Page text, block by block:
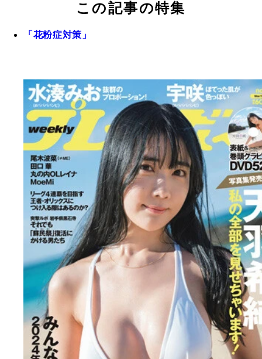
この記事の特集
「花粉症対策」